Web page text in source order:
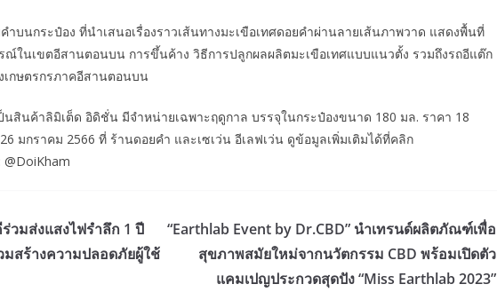
บนกระป๋อง ที่นำเสนอเรื่องราวเส้นทางมะเขือเทศดอยคำผ่านลายเส้นภาพวาด แสดงพื้นที่
ณ์ในเขตอีสานตอนบน การขึ้นค้าง วิธีการปลูกผลผลิตมะเขือเทศแบบแนวตั้ง รวมถึงรถอีแต๊ก
กษตรกรภาคอีสานตอนบน
นสินค้าลิมิเต็ด อิดิชั่น มีจำหน่ายเฉพาะฤดูกาล บรรจุในกระป๋องขนาด 180 มล. ราคา 18
มกราคม 2566 ที่ ร้านดอยคำ และเซเว่น อีเลฟเว่น ดูข้อมูลเพิ่มเติมได้ที่คลิก
@DoiKham
วมส่งแสงไฟรำลึก 1 ปี
มสร้างความปลอดภัยผู้ใช้
“Earthlab Event by Dr.CBD” นำเทรนด์ผลิตภัณฑ์เพื่อ
สุขภาพสมัยใหม่จากนวัตกรรม CBD พร้อมเปิดตัว
แคมเปญประกวดสุดปัง “Miss Earthlab 2023”